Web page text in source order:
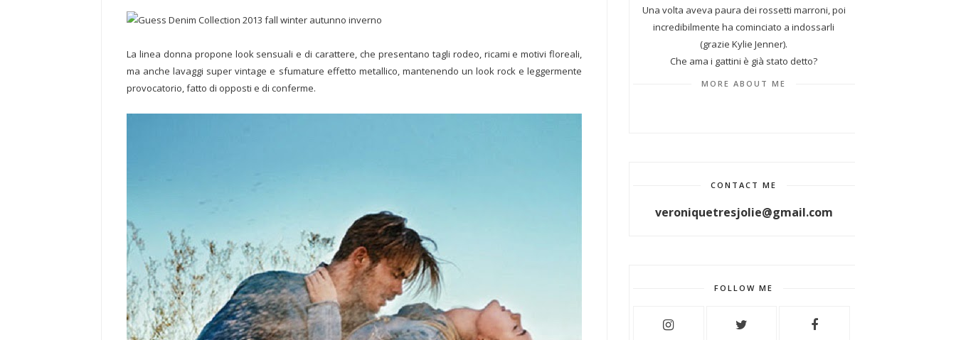
La linea donna propone look sensuali e di carattere, che presentano tagli rodeo, ricami e motivi floreali,
ma anche lavaggi super vintage e sfumature effetto metallico, mantenendo un look rock e leggermente
provocatorio, fatto di opposti e di conferme.
Una volta aveva paura dei rossetti marroni, poi
incredibilmente ha cominciato a indossarli
(grazie Kylie Jenner).
Che ama i gattini è già stato detto?
MORE ABOUT ME
CONTACT ME
veroniquetresjolie@gmail.com
FOLLOW ME